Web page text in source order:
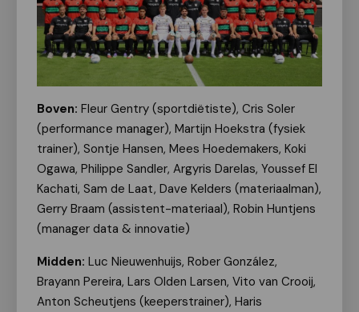
Boven: Fleur Gentry (sportdiëtiste), Cris Soler
(performance manager), Martijn Hoekstra (fysiek
trainer), Sontje Hansen, Mees Hoedemakers, Koki
Ogawa, Philippe Sandler, Argyris Darelas, Youssef El
Kachati, Sam de Laat, Dave Kelders (materiaalman),
Gerry Braam (assistent-materiaal), Robin Huntjens
(manager data & innovatie)
Midden: Luc Nieuwenhuijs, Rober González,
Brayann Pereira, Lars Olden Larsen, Vito van Crooij,
Anton Scheutjens (keeperstrainer), Haris